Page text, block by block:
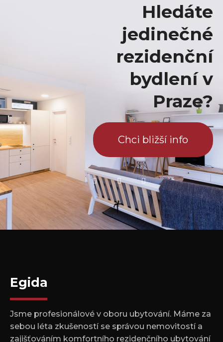
Hledáte
jedinečné
rezidenční
bydlení v
Praze?
Chci bližší info
Egida
Jsme profesionálové v oboru ubytování. Máme za
sebou léta zkušeností se správou nemovitostí a
zajišťováním komfortního rezidenčního ubytování